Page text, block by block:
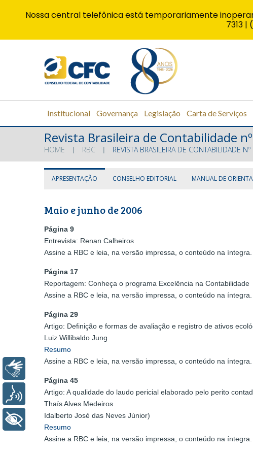
Institucional Governança Legislação Carta de Serviços
Revista Brasileira de Contabilidade
HOME RBC REVISTA BRASILEIRA DE CONTABILIDADE
APRESENTAÇÃO CONSELHO EDITORIAL MANUAL DE
Maio e junho de 2006
Página 9
Entrevista: Renan Calheiros
Assine a RBC e leia, na versão impressa, o conteúdo na íntegra.
Página 17
Reportagem: Conheça o programa Excelência na Contabilidade
Assine a RBC e leia, na versão impressa, o conteúdo na íntegra.
Página 29
Artigo: Definição e formas de avaliação e registro de ativos
Luiz Willibaldo Jung
Resumo
Assine a RBC e leia, na versão impressa, o conteúdo na íntegra.
Página 45
Artigo: A qualidade do laudo pericial elaborado pelo perito
Thaís Alves Medeiros
Idalberto José das Neves Júnior)
Resumo
Assine a RBC e leia, na versão impressa, o conteúdo na íntegra.
Nossa central telefônica está temporariamente
7313 |
Voz
+ Acessibilidade